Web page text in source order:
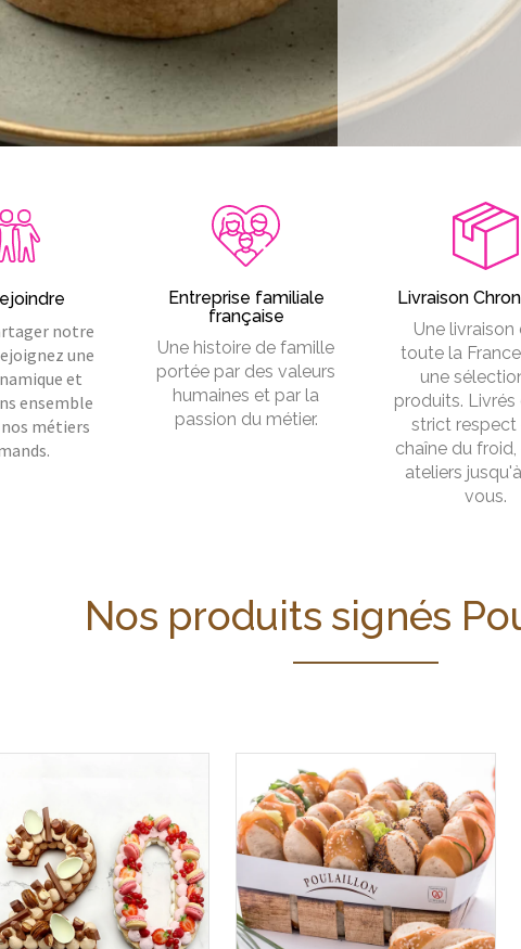
notre
une
et
ensemble
métiers
Entreprise familiale
française
Une histoire de famille
portée par des valeurs
humaines et par la
passion du métier.
Livraison
Une livraison
toute la
une
produits. Livrés
strict respect
chaîne du froid,
ateliers
vous.
Nos produits signés